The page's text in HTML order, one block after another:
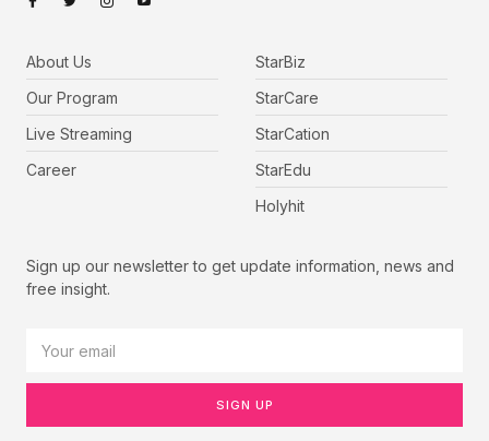
About Us
Our Program
Live Streaming
Career
StarBiz
StarCare
StarCation
StarEdu
Holyhit
Sign up our newsletter to get update information, news and
free insight.
SIGN UP